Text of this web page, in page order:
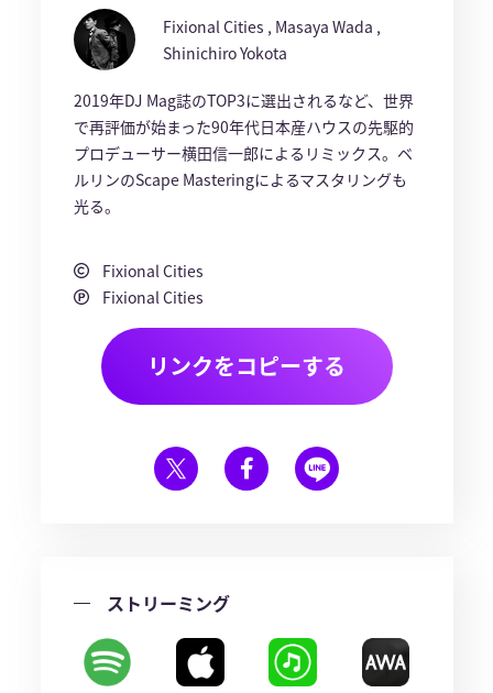
Fixional Cities , Masaya Wada ,
Shinichiro Yokota
2019年DJ Mag誌のTOP3に選出されるなど、世界
で再評価が始まった90年代日本産ハウスの先駆的
プロデューサー横田信一郎によるリミックス。ベ
ルリンのScape Masteringによるマスタリングも
光る。
Fixional Cities
Fixional Cities
リンクをコピーする
ストリーミング